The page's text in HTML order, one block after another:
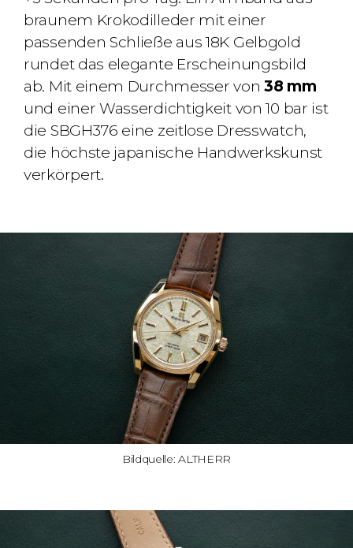
braunem Krokodilleder mit einer
passenden Schließe aus 18K Gelbgold
rundet das elegante Erscheinungsbild
ab. Mit einem Durchmesser von38 mm
und einer Wasserdichtigkeit von 10 bar ist
die SBGH376 eine zeitlose Dresswatch,
die höchste japanische Handwerkskunst
verkörpert.
Bildquelle: ALTHERR